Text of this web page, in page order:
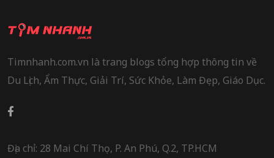
Timnhanh.com.vn là trang blogs tổng hợp thông tin về
Du Lịch, Ẩm Thực, Giải Trí, Sức Khỏe, Làm Đẹp, Giáo Dục.
Địa chỉ: 28 Mai Chí Thọ, P. An Phú, Q.2, TP.HCM